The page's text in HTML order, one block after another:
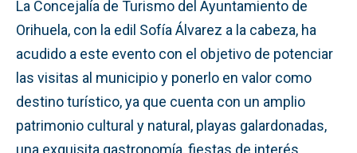
La Concejalía de Turismo del Ayuntamiento de
Orihuela, con la edil Sofía Álvarez a la cabeza, ha
acudido a este evento con el objetivo de potenciar
las visitas al municipio y ponerlo en valor como
destino turístico, ya que cuenta con un amplio
patrimonio cultural y natural, playas galardonadas,
una exquisita gastronomía, fiestas de interés